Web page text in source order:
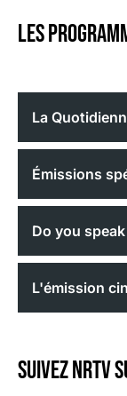
Les
La
Émissions
Do you
L'émission
Suivez NRTV